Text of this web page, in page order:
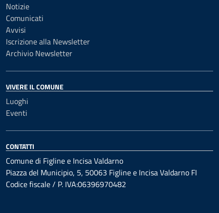
Notizie
Comunicati
Avvisi
Iscrizione alla Newsletter
Archivio Newsletter
VIVERE IL COMUNE
Luoghi
Eventi
CONTATTI
Comune di Figline e Incisa Valdarno
Piazza del Municipio, 5, 50063 Figline e Incisa Valdarno FI
Codice fiscale / P. IVA:06396970482